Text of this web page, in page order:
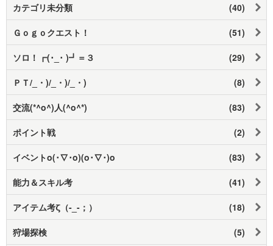
カテゴリ未分類 (40)
Ｇｏｇｏクエスト！ (51)
ソロ！┏(･_･ )┛＝３ (29)
ＰＴ/_・)/_・)/_・) (8)
交流(*^o^)人(^o^*) (83)
ポイント戦 (2)
イベントo(･∇･o)(o･∇･)o (83)
能力＆スキル考 (41)
アイテム考ζ（-_-；） (18)
狩場探検 (5)